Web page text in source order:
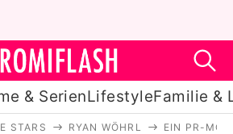
& SerienLifestyleFamilie &
STARS RYAN WÖHRL EIN PR-